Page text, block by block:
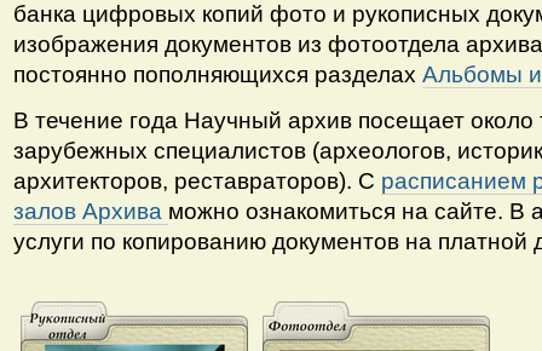
банка цифровых копий фото и рукописных
изображения документов из фотоотдела
постоянно пополняющихся разделах Альбомы
В течение года Научный архив посещает около
зарубежных специалистов (археологов,
архитекторов, реставраторов). С расписанием
залов Архива можно ознакомиться на сайте. В
услуги по копированию документов на платной